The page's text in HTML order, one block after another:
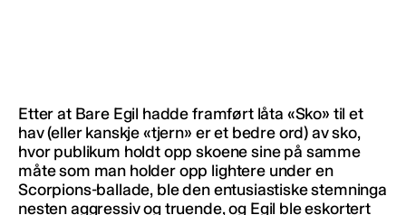
Etter at Bare Egil hadde framført låta «Sko» til et
hav (eller kanskje «tjern» er et bedre ord) av sko,
hvor publikum holdt opp skoene sine på samme
måte som man holder opp lightere under en
Scorpions-ballade, ble den entusiastiske stemninga
nesten aggressiv og truende, og Egil ble eskortert